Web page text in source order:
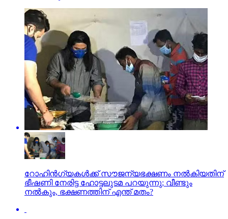
റോഹിന്‍ഗ്യകള്‍ക്ക് സൗജന്യഭക്ഷണം നല്‍കിയതിന്
ഭീഷണി നേരിട്ട ഹോട്ടലുടമ പറയുന്നു; വീണ്ടും
നല്‍കും, ഭക്ഷണത്തിന് എന്ത് മതം?